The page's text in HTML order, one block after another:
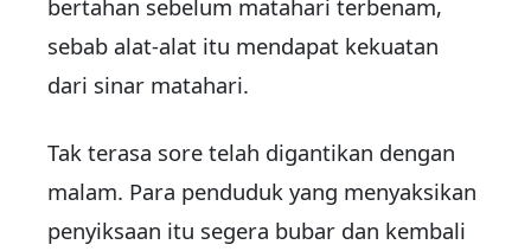
bertahan sebelum matahari terbenam,
sebab alat-alat itu mendapat kekuatan
dari sinar matahari.
Tak terasa sore telah digantikan dengan
malam. Para penduduk yang menyaksikan
penyiksaan itu segera bubar dan kembali